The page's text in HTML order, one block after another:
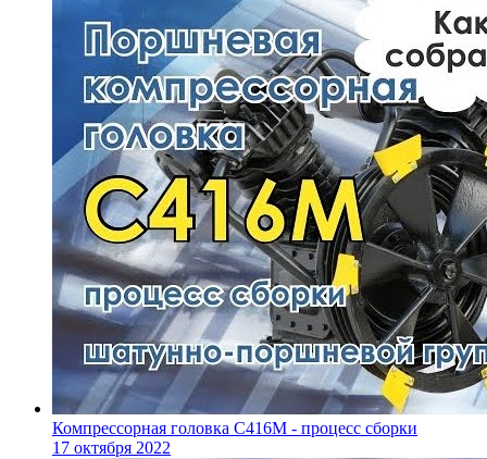
Компрессорная головка С416М - процесс сборки
17 октября 2022